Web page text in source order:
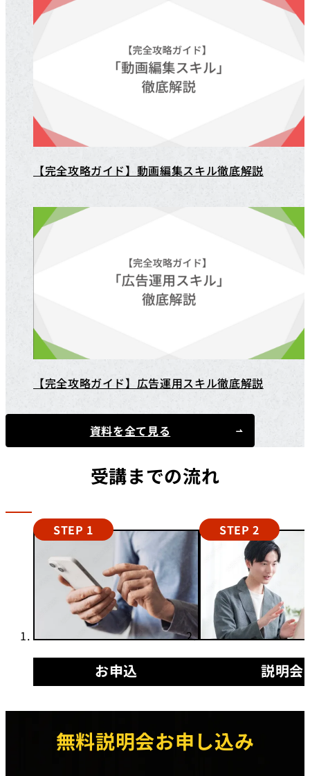
【完全攻略ガイド】動画編集スキル徹底解説
【完全攻略ガイド】広告運用スキル徹底解説
資料を全て見る
受講までの流れ
STEP 1
お申込
STEP 2
説明会
無料説明会お申し込み